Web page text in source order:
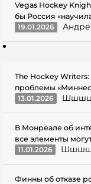
Vegas Hockey
бы Россия
19.01.2026
The Hockey
проблемы
13.01.2026
В Монреале об
все элементы
11.01.2026
Финны об отказе